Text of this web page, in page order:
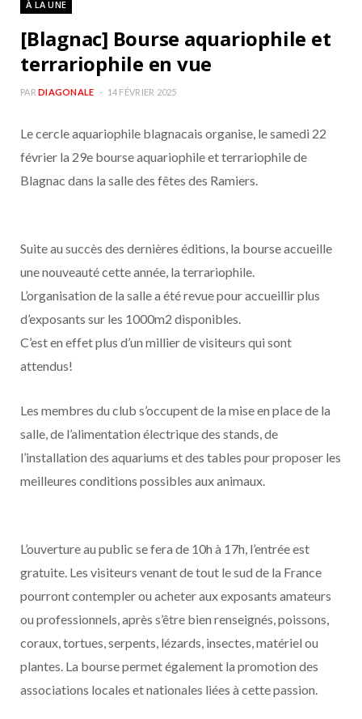
o
k a
À LA UNE
[Blagnac] Bourse aquariophile et
terrariophile en vue
PAR DIAGONALE 14 FÉVRIER 2025
Le cercle aquariophile blagnacais organise, le samedi 22
février la 29e bourse aquariophile et terrariophile de
Blagnac dans la salle des fêtes des Ramiers.
Suite au succès des dernières éditions, la bourse accueille
une nouveauté cette année, la terrariophile.
L’organisation de la salle a été revue pour accueillir plus
d’exposants sur les 1000m2 disponibles.
C’est en effet plus d’un millier de visiteurs qui sont
attendus!
Les membres du club s’occupent de la mise en place de la
salle, de l’alimentation électrique des stands, de
l’installation des aquariums et des tables pour proposer les
meilleures conditions possibles aux animaux.
L’ouverture au public se fera de 10h à 17h, l’entrée est
gratuite. Les visiteurs venant de tout le sud de la France
pourront contempler ou acheter aux exposants amateurs
ou professionnels, après s’être bien renseignés, poissons,
coraux, tortues, serpents, lézards, insectes, matériel ou
plantes. La bourse permet également la promotion des
associations locales et nationales liées à cette passion.